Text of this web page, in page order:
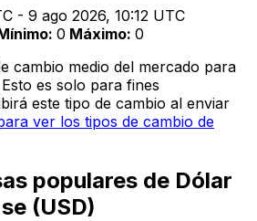
- 9 ago 2026, 10:12 UTC
: 0 Máximo: 0
cambio medio del mercado para
es solo para fines
este tipo de cambio al enviar
ver los tipos de cambio de
populares de Dólar
(USD)